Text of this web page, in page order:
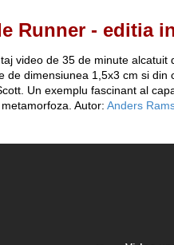
Runner - editia
video de 35 de minute
de dimensiunea 1,5x3 cm si
Un exemplu fascinant al
Autor: Anders